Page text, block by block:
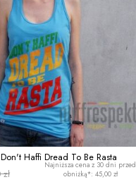
Haffi Dread To Be Rasta
Najniższa cena z 30 dni przed
obniżką*: 45,00 zł